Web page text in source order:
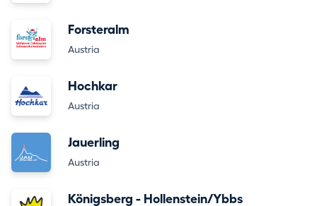
Forsteralm
Austria
Hochkar
Austria
Jauerling
Austria
Königsberg - Hollenstein/Ybbs